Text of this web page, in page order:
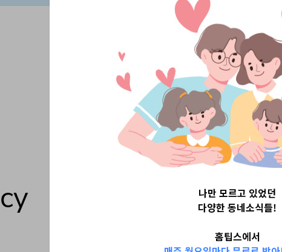
나만 모르고 있었던
다양한 동네소식들!
홈팁스에서